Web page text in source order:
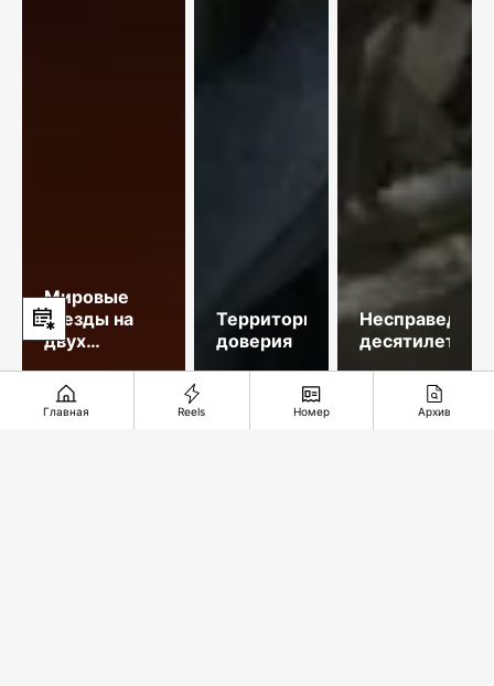
Мировые
звезды на
двух
столицы
Территория
доверия
десятилетий
Главная Reels Номер Архив